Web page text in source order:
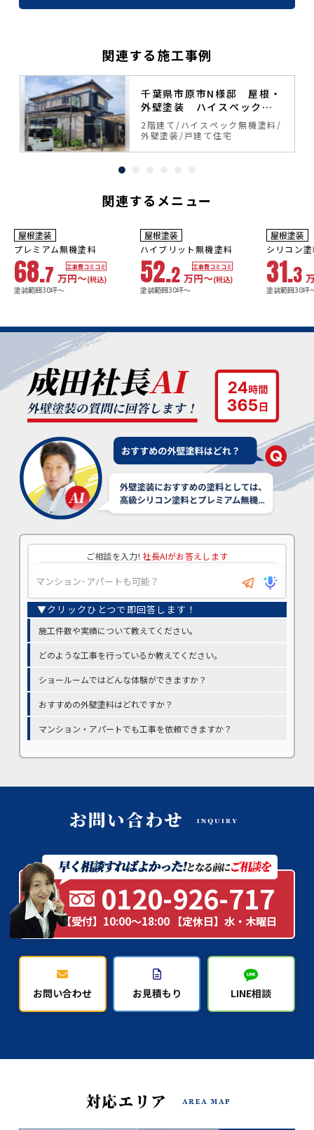
関連する施工事例
千葉県市原市N様邸 屋根・
外壁塗装 ハイスペック無
機塗料
2階建て
ハイスペック無機塗料
外壁塗装 戸建て住宅
関連するメニュー
耐用年数
18~23年
屋根塗装
プレミアム無機塗料
68.7 万円〜(税込)
工事費コミコミ
塗装範囲30坪～
耐用年数
13~18年
屋根塗装
ハイブリット無機塗料
52.2 万円〜(税込)
工事費コミコミ
塗装範囲30坪～
耐用年数
8年
屋根塗装
シリコン
31.3
塗装範囲30坪
ご相談を入力! 社長AIがお答えします
施工件数や実績について教えてください。
どのような工事を行っているか教えてください。
ショールームではどんな体験ができますか？
おすすめの外壁塗料はどれですか？
マンション・アパートでも工事を依頼できますか？
0120-926-717
【受付】10:00～18:00 【定休日】水・木曜日
お問い合わせ お見積もり LINE相談